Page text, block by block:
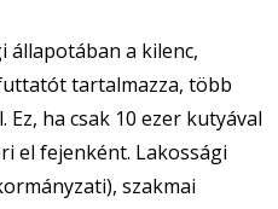
állapotában a kilenc,
tartalmazza, több
ha csak 10 ezer kutyával
el fejenként. Lakossági
szakmai